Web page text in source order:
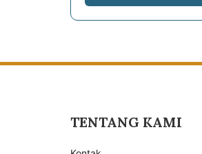
TENTANG KAMI